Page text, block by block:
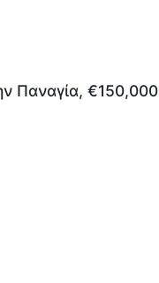
Παναγία, €150,000